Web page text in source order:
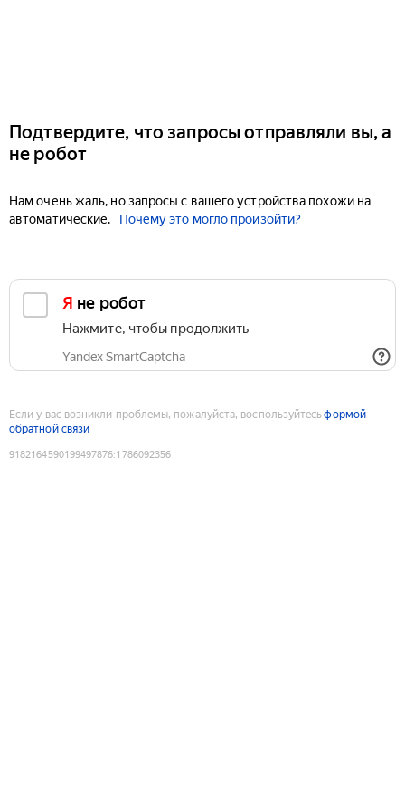
Подтвердите, что запросы отправляли вы, а
не робот
Нам очень жаль, но запросы с вашего устройства похожи на
автоматические.
Почему это могло произойти?
Я не робот
Нажмите, чтобы продолжить
Yandex SmartCaptcha
Если у вас возникли проблемы, пожалуйста, воспользуйтесьформой
обратной связи
9182164590199497876:1786092356